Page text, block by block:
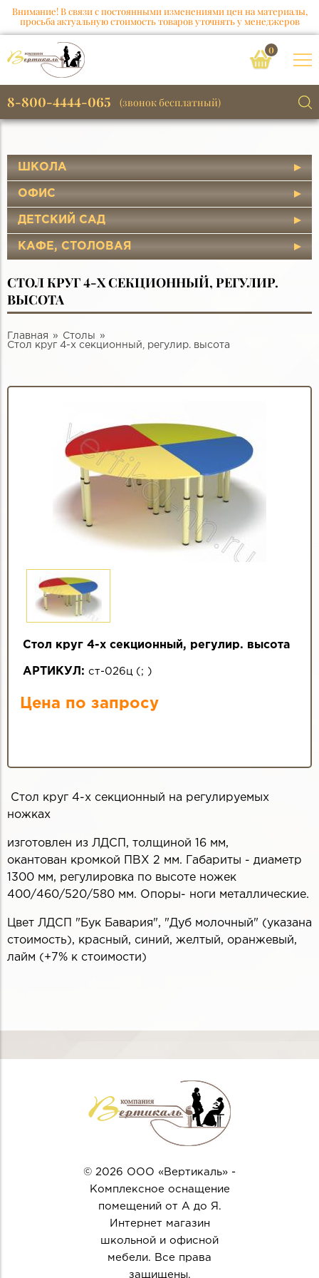
Внимание! В связи с постоянными изменениями цен на материалы,
просьба актуальную стоимость товаров уточнять у менеджеров
0
8-800-4444-065 (звонок бесплатный)
ШКОЛА
ОФИС
ДЕТСКИЙ САД
КАФЕ, СТОЛОВАЯ
СТОЛ КРУГ 4-Х СЕКЦИОННЫЙ, РЕГУЛИР.
ВЫСОТА
Главная
Столы
Стол круг 4-х секционный, регулир. высота
Стол круг 4-х секционный, регулир. высота
АРТИКУЛ: ст-026ц ( ; )
Цена по запросу
Стол круг 4-х секционный на регулируемых
ножках
изготовлен из ЛДСП, толщиной 16 мм,
окантован кромкой ПВХ 2 мм. Габариты - диаметр
1300 мм, регулировка по высоте ножек
400/460/520/580 мм. Опоры- ноги металлические.
Цвет ЛДСП "Бук Бавария", "Дуб молочный" (указана
стоимость), красный, синий, желтый, оранжевый,
лайм (+7% к стоимости)
© 2026 ООО «Вертикаль» -
Комплексное оснащение
помещений от А до Я.
Интернет магазин
школьной и офисной
мебели. Все права
защищены.